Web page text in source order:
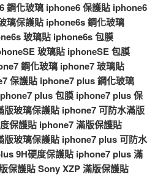
鋼化玻璃 iphone6 保護貼 iphone6
璃保護貼 iphone6s 鋼化玻璃
玻璃貼 iphone6s 包膜
玻璃貼 iphoneSE 包膜
鋼化玻璃 iphone7 玻璃貼
保護貼 iphone7 plus 鋼化玻璃
plus 包膜 iphone7 plus 保
版玻璃保護貼 iphone7 可防水滿版
保護貼 iphone7 滿版保護貼
玻璃保護貼 iphone7 plus 可防水
9H硬度保護貼 iphone7 plus 滿
保護貼Sony XZP 滿版保護貼